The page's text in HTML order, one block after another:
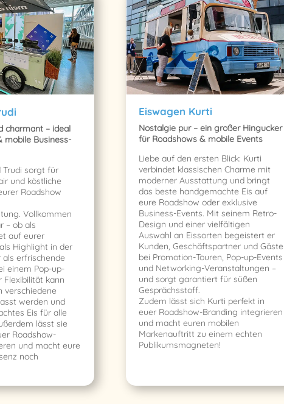
charmant – ideal
mobile Business-
Trudi sorgt für
und köstliche
Roadshow
Vollkommen
– ob als
auf eurer
Highlight in der
als erfrischende
einem Pop-up-
Flexibilität kann
verschiedene
werden und
Eis für alle
lässt sie
Roadshow-
und macht eure
noch
Eiswagen Kurti
Nostalgie pur – ein großer Hingucker
für Roadshows & mobile Events
Liebe auf den ersten Blick: Kurti
verbindet klassischen Charme mit
moderner Ausstattung und bringt
das beste handgemachte Eis auf
eure Roadshow oder exklusive
Business-Events. Mit seinem Retro-
Design und einer vielfältigen
Auswahl an Eissorten begeistert er
Kunden, Geschäftspartner und Gäste
bei Promotion-Touren, Pop-up-Events
und Networking-Veranstaltungen –
und sorgt garantiert für süßen
Gesprächsstoff.
Zudem lässt sich Kurti perfekt in
euer Roadshow-Branding integrieren
und macht euren mobilen
Markenauftritt zu einem echten
Publikumsmagneten!